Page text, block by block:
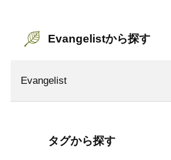
Evangelistから探す
Evangelist
タグから探す